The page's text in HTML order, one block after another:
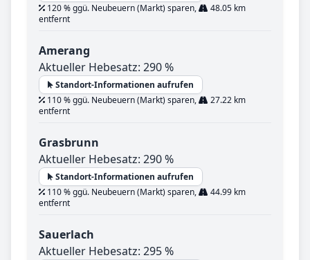
120 % ggü. Neubeuern (Markt) sparen,
48.05 km
entfernt
Amerang
Aktueller Hebesatz: 290 %
Standort-Informationen aufrufen
110 % ggü. Neubeuern (Markt) sparen,
27.22 km
entfernt
Grasbrunn
Aktueller Hebesatz: 290 %
Standort-Informationen aufrufen
110 % ggü. Neubeuern (Markt) sparen,
44.99 km
entfernt
Sauerlach
Aktueller Hebesatz: 295 %